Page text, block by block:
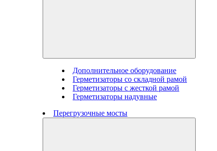
Дополнительное оборудование
Герметизаторы со складной рамой
Герметизаторы с жесткой рамой
Герметизаторы надувные
Перегрузочные мосты